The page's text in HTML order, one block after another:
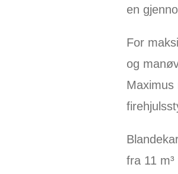
en
For
og
Maximus
fra 11